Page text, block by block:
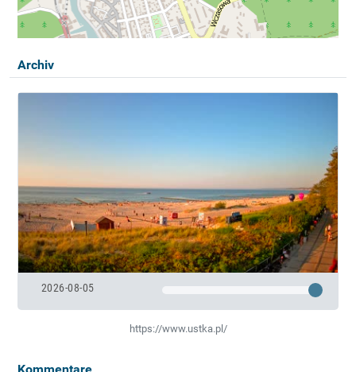
Archiv
2026-08-05
https://www.ustka.pl/